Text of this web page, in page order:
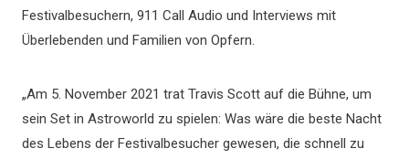
Festivalbesuchern, 911 Call Audio und Interviews mit
Überlebenden und Familien von Opfern.
„Am 5. November 2021 trat Travis Scott auf die Bühne, um
sein Set in Astroworld zu spielen: Was wäre die beste Nacht
des Lebens der Festivalbesucher gewesen, die schnell zu